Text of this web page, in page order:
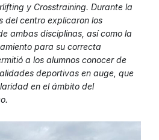
y Crosstraining. Durante la
del centro explicaron los
ambas disciplinas, así como la
para su correcta
a los alumnos conocer de
deportivas en auge, que
en el ámbito del